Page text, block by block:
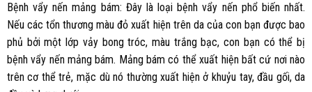
Bệnh vẩy nến mảng bám: Đây là loại bệnh vẩy nến phổ biến nhất.
Nếu các tổn thương màu đỏ xuất hiện trên da của con bạn được bao
phủ bởi một lớp vảy bong tróc, màu trắng bạc, con bạn có thể bị
bệnh vẩy nến mảng bám. Mảng bám có thể xuất hiện bất cứ nơi nào
trên cơ thể trẻ, mặc dù nó thường xuất hiện ở khuỷu tay, đầu gối, da